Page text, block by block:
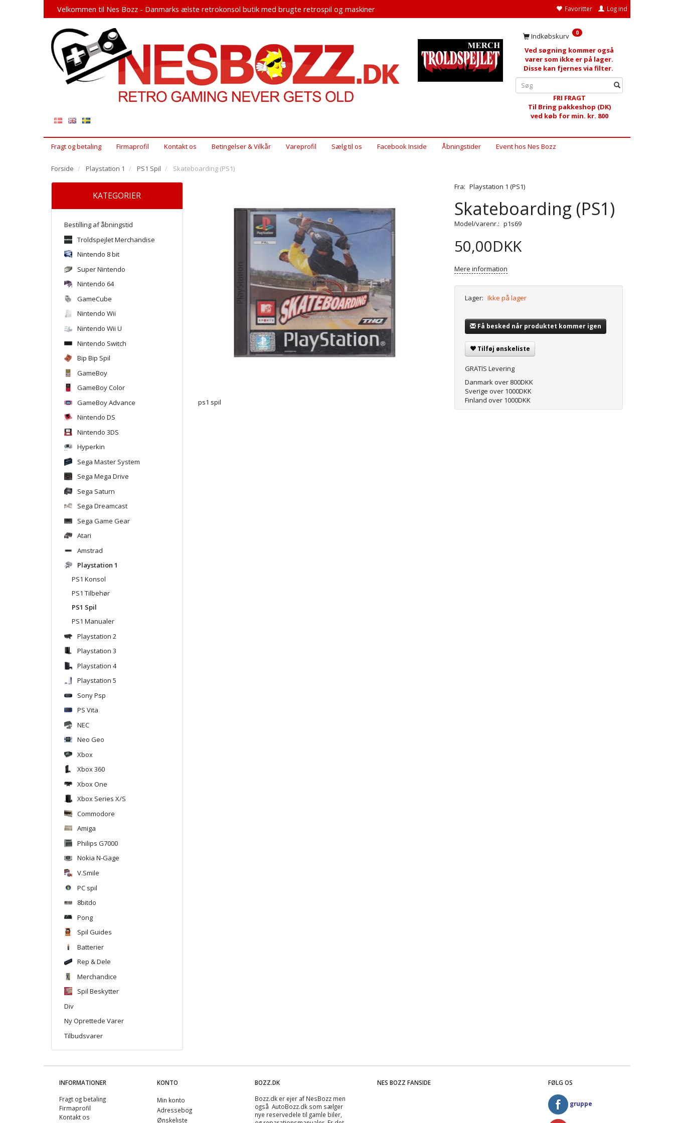
Favoritter Log ind
Velkommen til Nes Bozz - Danmarks ælste retrokonsol butik med brugte retrospil og maskiner
Indkøbskurv 0
Ved søgning kommer også
varer som ikke er på lager.
Disse kan fjernes via filter.
FRI FRAGT
Til Bring pakkeshop (DK)
ved køb for min. kr. 800
Fragt og betaling Firmaprofil Kontakt os Betingelser & Vilkår Vareprofil Sælg til os Facebook Inside Åbningstider Event hos Nes Bozz
Forside Playstation 1 PS1 Spil Skateboarding (PS1)
KATEGORIER
Bestilling af åbningstid
Troldspejlet Merchandise
Nintendo 8 bit
Super Nintendo
Nintendo 64
GameCube
Nintendo Wii
Nintendo Wii U
Nintendo Switch
Bip Bip Spil
GameBoy
GameBoy Color
GameBoy Advance
Nintendo DS
Nintendo 3DS
Hyperkin
Sega Master System
Sega Mega Drive
Sega Saturn
Sega Dreamcast
Sega Game Gear
Atari
Amstrad
Playstation 1
PS1 Konsol
PS1 Tilbehør
PS1 Spil
PS1 Manualer
Playstation 2
Playstation 3
Playstation 4
Playstation 5
Sony Psp
PS Vita
NEC
Neo Geo
Xbox
Xbox 360
Xbox One
Xbox Series X/S
Commodore
Amiga
Philips G7000
Nokia N-Gage
V.Smile
PC spil
8bitdo
Pong
Spil Guides
Batterier
Rep & Dele
Merchandice
Spil Beskytter
Div
Ny Oprettede Varer
Tilbudsvarer
ps1 spil
Fra: Playstation 1 (PS1)
Skateboarding (PS1)
Model/varenr.: p1s69
50,00DKK
Mere information
Lager: Ikke på lager
Få besked når produktet kommer igen
Tilføj ønskeliste
GRATIS Levering
Danmark over 800DKK
Sverige over 1000DKK
Finland over 1000DKK
INFORMATIONER
Fragt og betaling
Firmaprofil
Kontakt os
KONTO
Min konto
Adressebog
Ønskeliste
BOZZ.DK
Bozz.dk er ejer af NesBozz men
også AutoBozz.dk som sælger
nye reservedele til gamle biler,
NES BOZZ FANSIDE FØLG OS
gruppe